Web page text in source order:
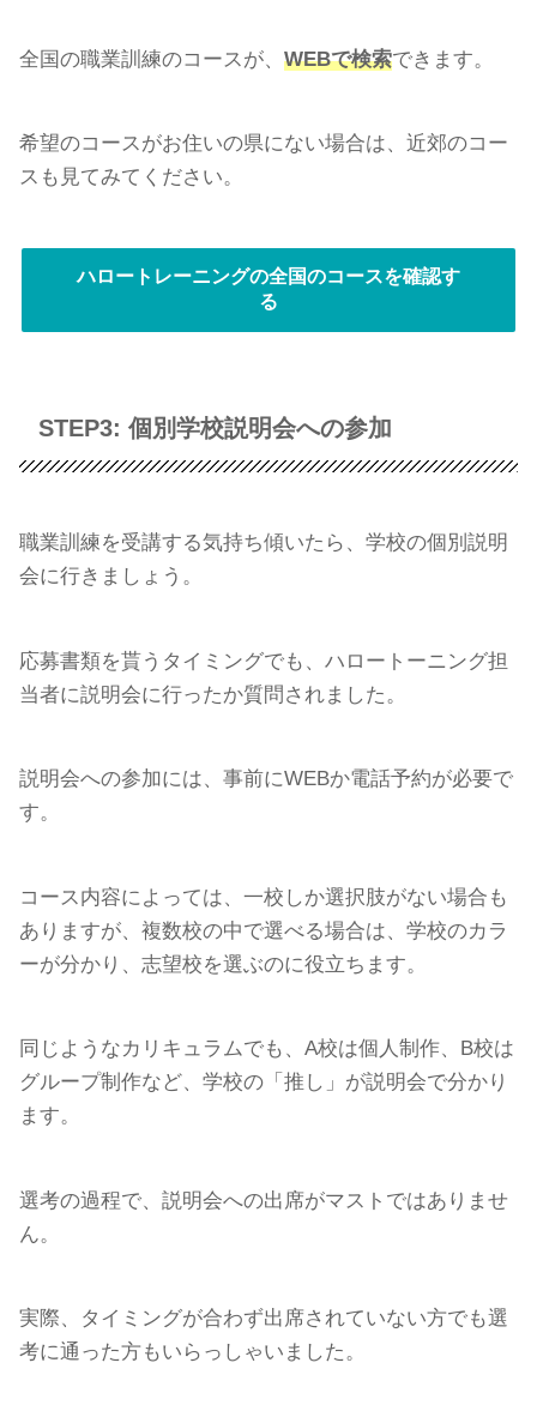
全国の職業訓練のコースが、 WEBで検索できます。
希望のコースがお住いの県にない場合は、近郊のコー
スも見てみてください。
ハロートレーニングの全国のコースを確認す
る
STEP3: 個別学校説明会への参加
職業訓練を受講する気持ち傾いたら、学校の個別説明
会に行きましょう。
応募書類を貰うタイミングでも、ハロートーニング担
当者に説明会に行ったか質問されました。
説明会への参加には、事前にWEBか電話予約が必要で
す。
コース内容によっては、一校しか選択肢がない場合も
ありますが、複数校の中で選べる場合は、学校のカラ
ーが分かり、志望校を選ぶのに役立ちます。
同じようなカリキュラムでも、A校は個人制作、B校は
グループ制作など、学校の「推し」が説明会で分かり
ます。
選考の過程で、説明会への出席がマストではありませ
ん。
実際、タイミングが合わず出席されていない方でも選
考に通った方もいらっしゃいました。